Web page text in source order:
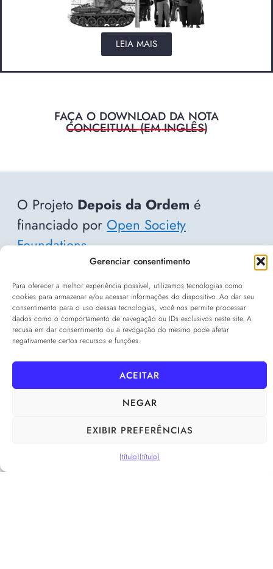
Gerenciar consentimento
Para oferecer a melhor experiência possível, utilizamos tecnologias como
cookies para armazenar e/ou acessar informações do dispositivo. Ao dar seu
consentimento para o uso dessas tecnologias, você nos permite processar
dados como o comportamento de navegação ou IDs exclusivos neste site. A
recusa em dar consentimento ou a revogação do mesmo pode afetar
negativamente certos recursos e funções.
ACEITAR
NEGAR
EXIBIR PREFERÊNCIAS
{título}{título}
LEIA MAIS
FAÇA O DOWNLOAD DA NOTA
CONCEITUAL (EM INGLÊS)
___________________
O Projeto Depois da Ordem é
financiado por Open Society
Foundations.